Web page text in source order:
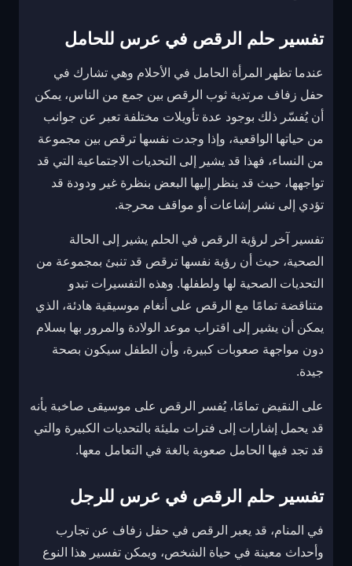
تفسير حلم الرقص في عرس للحامل
عندما تظهر المرأة الحامل في الأحلام وهي تشارك في
حفل زفاف مرتدية ثوب الرقص بين جمع من الناس، يمكن
أن يُفسّر ذلك بوجود عدة تأويلات مختلفة تعبر عن جوانب
من حياتها الواقعية، وإذا وجدت نفسها ترقص بين مجموعة
من النساء، فهذا قد يشير إلى التحديات الاجتماعية التي قد
تواجهها، حيث قد ينظر إليها البعض بنظرة غير ودودة قد
تؤدي إلى نشر إشاعات أو مواقف محرجة.
تفسير آخر لرؤية الرقص في الحلم يشير إلى الحالة
الصحية، حيث أن رؤية نفسها ترقص قد تنبئ بمجموعة من
التحديات الصحية لها ولطفلها. وهذه التفسيرات تبدو
متناقضة تمامًا مع الرقص على أنغام موسيقية هادئة، الذي
يمكن أن يشير إلى اقتراب موعد الولادة والمرور بها بسلام
دون مواجهة صعوبات كبيرة، وأن الطفل سيكون بصحة
جيدة.
على النقيض تمامًا، يُفسر الرقص على موسيقى صاخبة بأنه
قد يحمل إشارات إلى فترات مليئة بالتحديات الكبيرة والتي
قد تجد فيها الحامل صعوبة بالغة في التعامل معها.
تفسير حلم الرقص في عرس للرجل
في المنام، قد يعبر الرقص في حفل زفاف عن تجارب
وأحداث معينة في حياة الشخص، ويمكن تفسير هذا النوع